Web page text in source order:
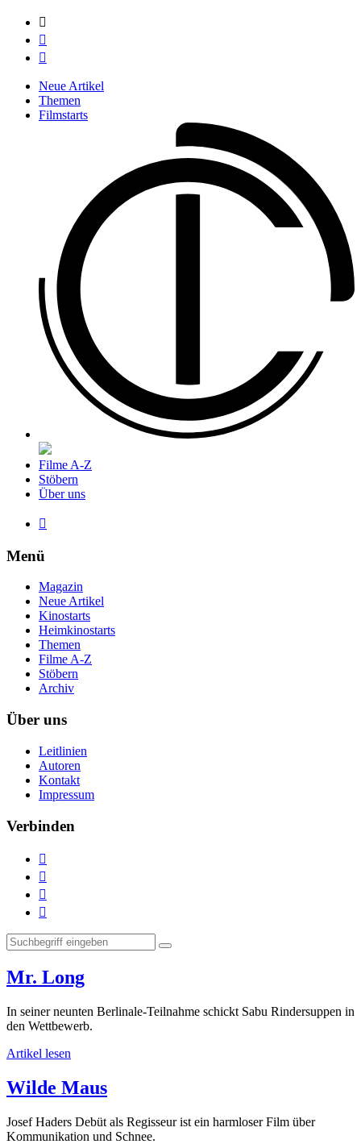



Neue Artikel
Themen
Filmstarts
Filme A-Z
Stöbern
Über uns

Menü
Magazin
Neue Artikel
Kinostarts
Heimkinostarts
Themen
Filme A-Z
Stöbern
Archiv
Über uns
Leitlinien
Autoren
Kontakt
Impressum
Verbinden




Mr. Long
In seiner neunten Berlinale-Teilnahme schickt Sabu Rindersuppen in
den Wettbewerb.
Artikel lesen
Wilde Maus
Josef Haders Debüt als Regisseur ist ein harmloser Film über
Kommunikation und Schnee.